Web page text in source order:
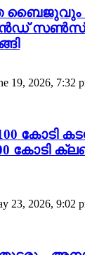
ബൈജുവും
സൺസ്’;
19, 2026, 7:32
കോടി
കോടി
23, 2026, 9:02